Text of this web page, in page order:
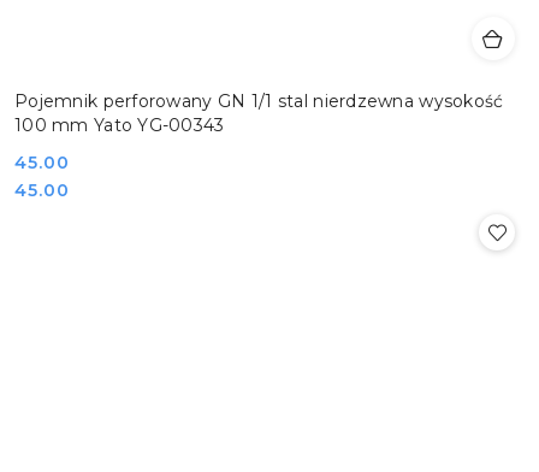
Pojemnik perforowany GN 1/1 stal nierdzewna wysokość
100 mm Yato YG-00343
Cena:
45.00
Cena:
45.00